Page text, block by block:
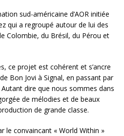
sud-américaine d’AOR initiée
qui a regroupé autour de lui des
Colombie, du Brésil, du Pérou et
ce projet est cohérent et s’ancre
Bon Jovi à Signal, en passant par
dire que nous sommes dans
de mélodies et de beaux
de grande classe.
le convaincant « World Within »